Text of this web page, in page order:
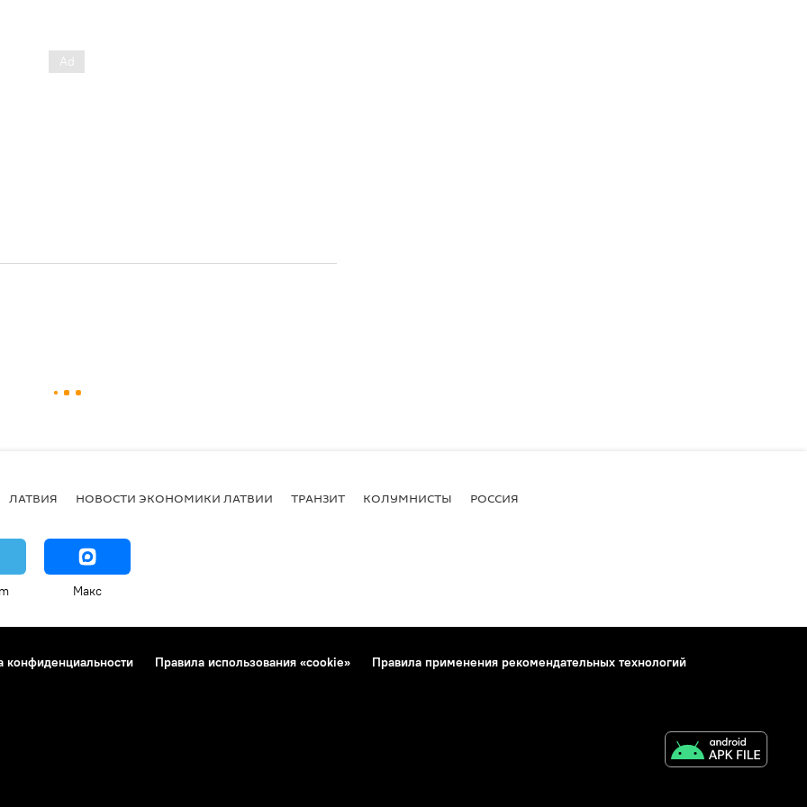
ЛАТВИЯ НОВОСТИ ЭКОНОМИКИ ЛАТВИИ ТРАНЗИТ КОЛУМНИСТЫ РОССИЯ
Макс
конфиденциальности Правила использования «cookie»
Правила применения рекомендательных технологий